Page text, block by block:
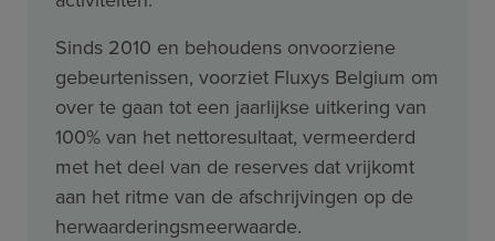
Sinds 2010 en behoudens onvoorziene
gebeurtenissen, voorziet Fluxys Belgium om
over te gaan tot een jaarlijkse uitkering van
100% van het nettoresultaat, vermeerderd
met het deel van de reserves dat vrijkomt
aan het ritme van de afschrijvingen op de
herwaarderingsmeerwaarde.